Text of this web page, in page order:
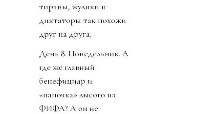
тираны, жулики и
диктаторы так похожи
друг на друга.
День 8. Понедельник. А
где же главный
бенефициар и
«папочка» лысого из
ФИФА? А он не